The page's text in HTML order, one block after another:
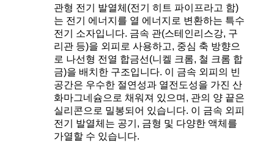
관형 전기 발열체(전기 히트 파이프라고 함)
는 전기 에너지를 열 에너지로 변환하는 특수
전기 소자입니다. 금속 관(스테인리스강, 구
리관 등)을 외피로 사용하고, 중심 축 방향으
로 나선형 전열 합금선(니켈 크롬, 철 크롬 합
금)을 배치한 구조입니다. 이 금속 외피의 빈
공간은 우수한 절연성과 열전도성을 가진 산
화마그네슘으로 채워져 있으며, 관의 양 끝은
실리콘으로 밀봉되어 있습니다. 이 금속 외피
전기 발열체는 공기, 금형 및 다양한 액체를
가열할 수 있습니다.